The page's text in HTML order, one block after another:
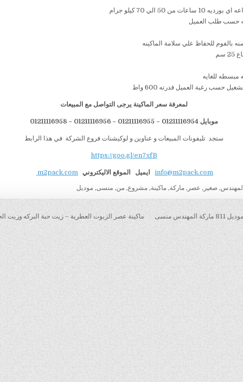
بالفوم للحفاظ علي سلامة الماكينه
مبسطه للغايه
حسب رغبة العميل قدرته 600 واط
لمعرفة سعر الماكينة يرجى التواصل مع المبيعات
موبايل 01211116954 – 01211116955 – 01211116956 – 01211116958
ستجد تليفونات المبيعات و عناوين و لوكيشنات فروع الشركة في هذا الرابط
https://goo.gl/en7xfB
info@m2pack.com ايميل الموقع الاليكتروني m2pack.com
المهندس, صغير , عصر , ماركة, ماكينة, مشروع, من, منسى, موديل
ماكينة عصر الزيوت العطرية – زيت حبة البركه وزيت الجرجير موديل 811 منسى